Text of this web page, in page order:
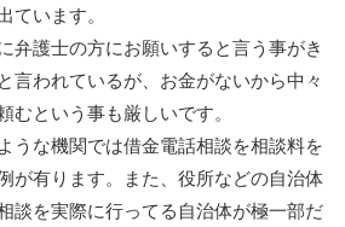
ています。
弁護士の方にお願いすると言う事がき
言われているが、お金がないから中々
むという事も厳しいです。
うな機関では借金電話相談を相談料を
が有ります。また、役所などの自治体
談を実際に行ってる自治体が極一部だ